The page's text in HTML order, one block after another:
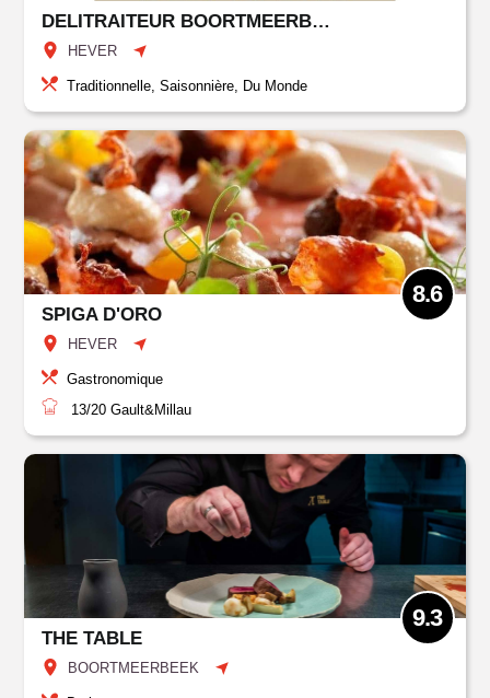
DELITRAITEUR BOORTMEERBEEK
HEVER
Traditionnelle, Saisonnière, Du Monde
SPIGA D'ORO
HEVER
8.6
Gastronomique
13/20 Gault&Millau
THE TABLE
BOORTMEERBEEK
9.3